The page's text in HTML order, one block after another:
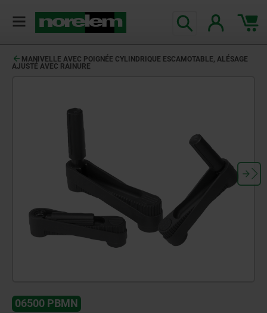
MANIVELLE AVEC POIGNÉE CYLINDRIQUE ESCAMOTABLE, ALÉSAGE
AJUSTÉ AVEC RAINURE
06500 PBMN